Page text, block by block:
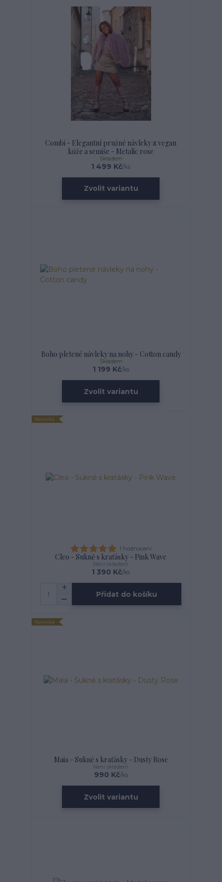
Combi - Elegantní pružné návleky z vegan
kůže a semiše - Metalic rose
1 499 Kč/ks
Skladem
Zvolit variantu
Boho pletené návleky na nohy - Cotton candy
1 199 Kč/ks
Skladem
Zvolit variantu
Novinka
1 hodnocení
Cleo - Sukně s kraťásky - Pink Wave
1 390 Kč/ks
Není skladem
Přidat do košíku
Novinka
Maia - Sukně s kraťásky - Dusty Rose
990 Kč/ks
Není skladem
Zvolit variantu